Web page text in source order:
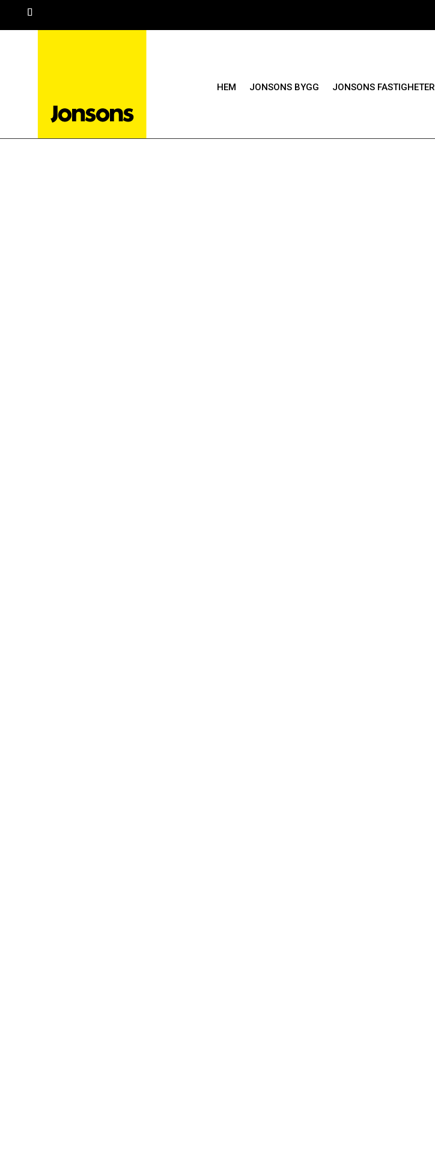
HEM JONSONS BYGG JONSONS FASTIGHETER